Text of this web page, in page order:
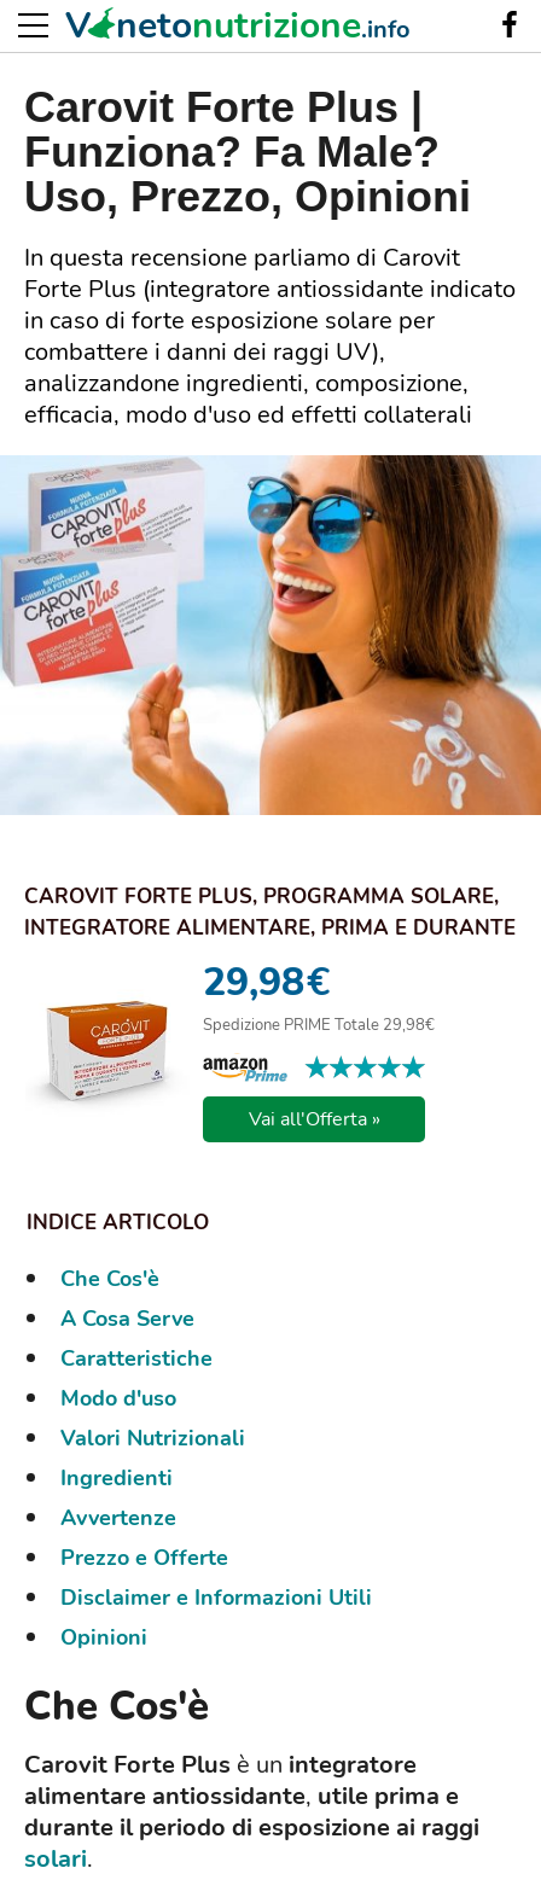
Carovit Forte Plus |
Funziona? Fa Male?
Uso, Prezzo, Opinioni
In questa recensione parliamo di Carovit
Forte Plus (integratore antiossidante indicato
in caso di forte esposizione solare per
combattere i danni dei raggi UV),
analizzandone ingredienti, composizione,
efficacia, modo d'uso ed effetti collaterali
CAROVIT FORTE PLUS, PROGRAMMA SOLARE,
INTEGRATORE ALIMENTARE, PRIMA E DURANTE
29,98€
Spedizione PRIME Totale 29,98€
★★★★★
★★★★★
Vai all'Offerta »
Che Cos'è
A Cosa Serve
Caratteristiche
Modo d'uso
Valori Nutrizionali
Ingredienti
Avvertenze
Prezzo e Offerte
Disclaimer e Informazioni Utili
Opinioni
Che Cos'è
Carovit Forte Plus è un integratore
alimentare antiossidante, utile prima e
durante il periodo di esposizione ai raggi
solari.
V netonutrizione.info